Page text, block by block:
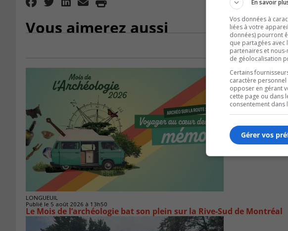
Vous aimerez aussi
LONGUEUIL
Publié le 5 août 2026 à 13h50
Le Mois de l’archéologie bat son plein sur la Rive-Sud de Montréal
En savoir
Vos données à
liées à votre
données) pourront
que partagées avec
partenaires et
de géolocalisation
Certains
caractère
opposer en gérant
cette page ou dans
consentement
Gérer vos